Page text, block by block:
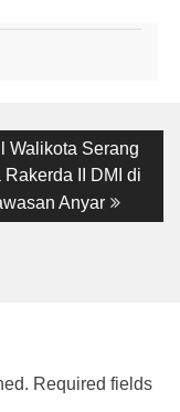
Walikota Serang
Rakerda II DMI di
Anyar
Required fields